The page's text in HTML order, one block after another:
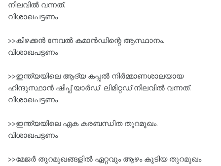
നിലവില്‍ വന്നത്‌.
വിശാഖപട്ടണം
>>കിഴക്കന്‍ നേവല്‍ കമാന്‍ഡിന്റെ ആസ്ഥാനം.
വിശാഖപട്ടണം
>>ഇന്ത്യയിലെ ആദ്യ കപ്പല്‍ നിര്‍മ്മാണശാലയായ
ഹിന്ദുസ്ഥാന്‍ ഷിപ്പ് യാർഡ് ‌ ലിമിറ്റഡ്‌ നിലവില്‍ വന്നത്‌.
വിശാഖപട്ടണം
>>ഇന്ത്യയിലെ ഏക കരബന്ധിത തുറമുഖം.
വിശാഖപട്ടണം
>>മേജര്‍ തുറമുഖങ്ങളില്‍ ഏറ്റവും ആഴം കൂടിയ തുറമുഖം.